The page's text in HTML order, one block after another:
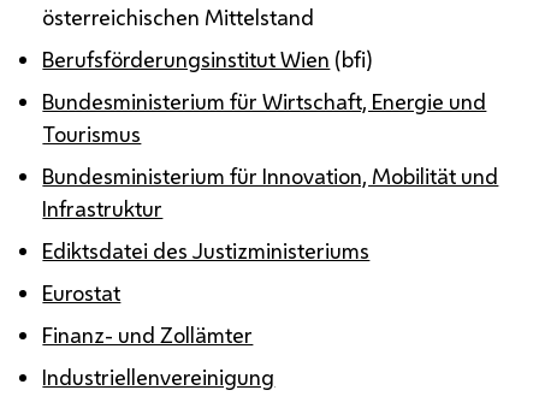
österreichischen Mittelstand
Berufsförderungsinstitut Wien (bfi)
Bundesministerium für Wirtschaft, Energie und
Tourismus
Bundesministerium für Innovation, Mobilität und
Infrastruktur
Ediktsdatei des Justizministeriums
Eurostat
Finanz- und Zollämter
Industriellenvereinigung